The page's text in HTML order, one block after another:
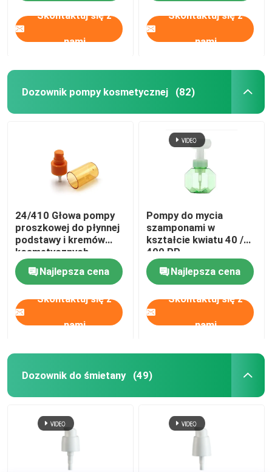
Skontaktuj się z
nami
Skontaktuj się z
nami
Dozownik pompy kosmetycznej (82)
24/410 Głowa pompy
proszkowej do płynnej
podstawy i kremów
kosmetycznych
Najlepsza cena
Skontaktuj się z
nami
Pompy do mycia
szamponami w
kształcie kwiatu 40 /
400 PP
Najlepsza cena
Skontaktuj się z
nami
Dozownik do śmietany (49)